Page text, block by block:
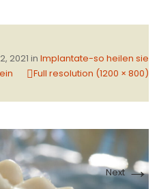
2021 in Implantate-so heilen sie
Full resolution (1200 × 800)
Next→